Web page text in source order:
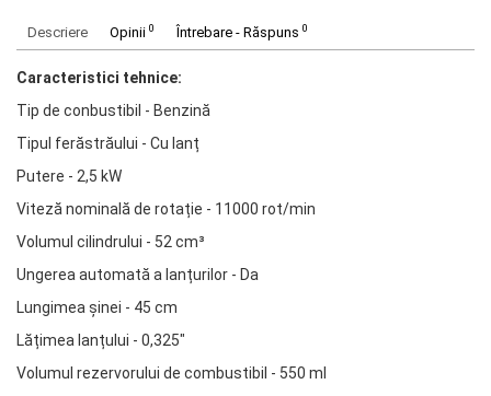
Descriere Opinii 0 Întrebare - Răspuns 0
Caracteristici tehnice:
Tip de conbustibil - Benzină
Tipul ferăstrăului - Cu lanț
Putere - 2,5 kW
Viteză nominală de rotație - 11000 rot/min
Volumul cilindrului - 52 cm³
Ungerea automată a lanțurilor - Da
Lungimea șinei - 45 cm
Lățimea lanțului - 0,325"
Volumul rezervorului de combustibil - 550 ml